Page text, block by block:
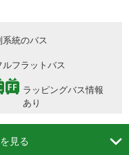
系統のバス
ルフラットバス
ラッピングバス情報
あり
見る 